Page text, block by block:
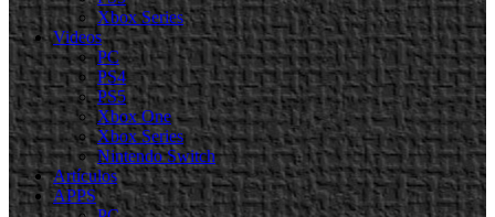
Xbox Series
Videos
PC
PS4
PS5
Xbox One
Xbox Series
Nintendo Switch
Artículos
APPS